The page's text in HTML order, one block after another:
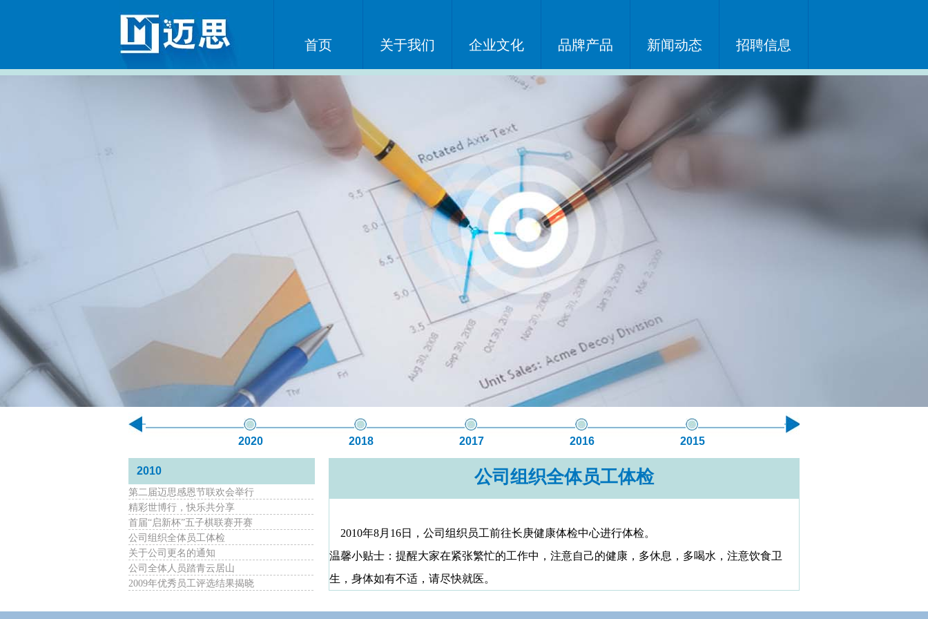
首页 关于我们 企业文化 品牌产品 新闻动态 招聘信息
2020 2018 2017 2016 2015
2010
第二届迈思感恩节联欢会举行
精彩世博行，快乐共分享
首届“启新杯”五子棋联赛开赛
公司组织全体员工体检
关于公司更名的通知
公司全体人员踏青云居山
2009年优秀员工评选结果揭晓
公司组织全体员工体检
2010年8月 16日，公司组织员工前往长庚健康体检中心进行体检。
温馨小贴士：提醒大家在紧张繁忙的工作中，注意自己的健康，多休息，多喝水，注意饮食卫
生，身体如有不适，请尽快就医。